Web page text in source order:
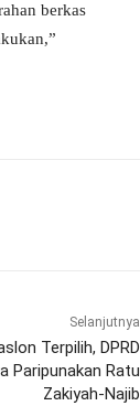
berkas
Selanjutnya
Terpilih, DPRD
Paripunakan Ratu
Zakiyah-Najib